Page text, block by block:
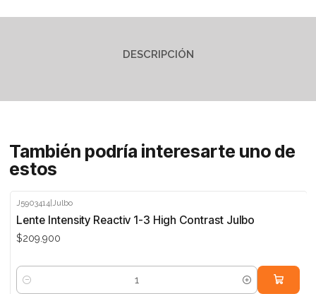
DESCRIPCIÓN
También podría interesarte uno de
estos
J5903414|Julbo
Lente Intensity Reactiv 1-3 High Contrast Julbo
$209.900
Cantidad